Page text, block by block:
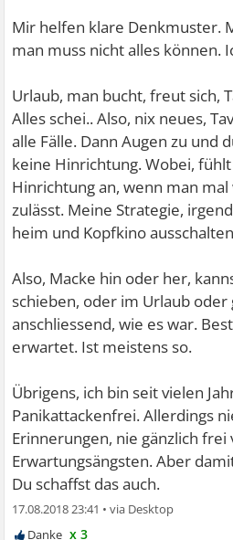
Mir helfen klare Denkmuster.
man muss nicht alles können.
Urlaub, man bucht, freut sich,
Alles schei.. Also, nix neues,
alle Fälle. Dann Augen zu und
keine Hinrichtung. Wobei,
Hinrichtung an, wenn man
zulässt. Meine Strategie,
heim und Kopfkino
Also, Macke hin oder her,
schieben, oder im Urlaub oder
anschliessend, wie es war.
erwartet. Ist meistens so.
Übrigens, ich bin seit vielen
Panikattackenfrei. Allerdings
Erinnerungen, nie gänzlich frei
Erwartungsängsten. Aber
Du schaffst das auch.
17.08.2018 23:41 •
x 3